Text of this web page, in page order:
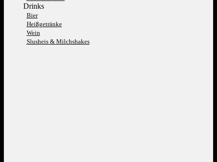
Drinks
Bier
Heißgetränke
Wein
Slusheis & Milchshakes